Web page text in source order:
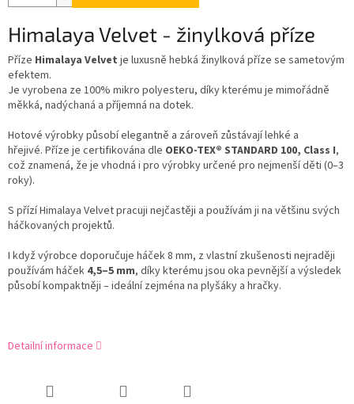
Himalaya Velvet - žinylková příze
Příze Himalaya Velvet je luxusně hebká žinylková příze se sametovým
efektem.
Je vyrobena ze 100% mikro polyesteru, díky kterému je mimořádně
měkká, nadýchaná a příjemná na dotek.
Hotové výrobky působí elegantně a zároveň zůstávají lehké a
hřejivé. Příze je certifikována dle OEKO-TEX® STANDARD 100, Class I,
což znamená, že je vhodná i pro výrobky určené pro nejmenší děti (0–3
roky).
S přízí Himalaya Velvet pracuji nejčastěji a používám ji na většinu svých
háčkovaných projektů.
I když výrobce doporučuje háček 8 mm, z vlastní zkušenosti nejraději
používám háček 4,5–5 mm, díky kterému jsou oka pevnější a výsledek
působí kompaktněji – ideální zejména na plyšáky a hračky.
Detailní informace